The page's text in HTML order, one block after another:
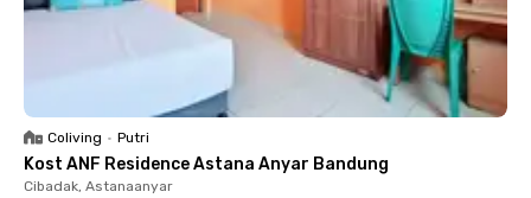
Coliving • Putri
Kost ANF Residence Astana Anyar Bandung
Cibadak, Astanaanyar